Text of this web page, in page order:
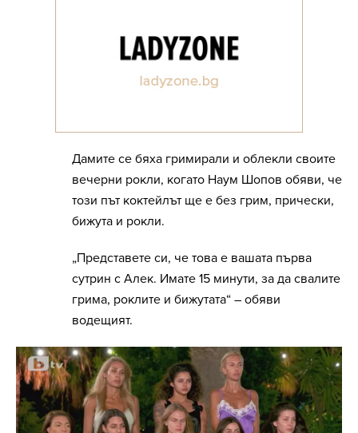
Дамите се бяха гримирали и облекли своите
вечерни рокли, когато Наум Шопов обяви, че
този път коктейлът ще е без грим, прически,
бижута и рокли.
„Представете си, че това е вашата първа
сутрин с Алек. Имате 15 минути, за да свалите
грима, роклите и бижутата“ – обяви
водещият.